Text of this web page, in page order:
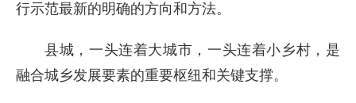
行示范最新的明确的方向和方法。
县城，一头连着大城市，一头连着小乡村，是
融合城乡发展要素的重要枢纽和关键支撑。